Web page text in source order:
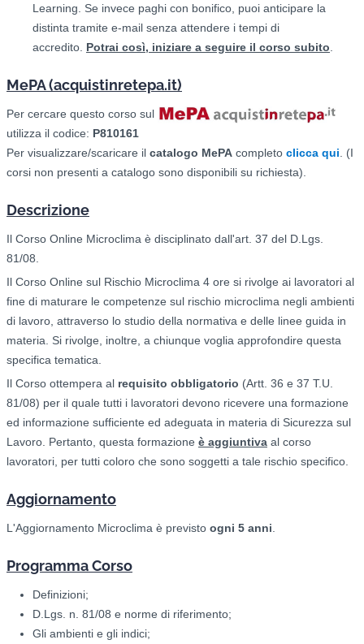
Learning. Se invece paghi con bonifico, puoi anticipare la
distinta tramite e-mail senza attendere i tempi di
accredito. Potrai così, iniziare a seguire il corso subito
MePA (acquistinretepa.it)
Per cercare questo corso sul
utilizza il codice: P810161
Per visualizzare/scaricare il catalogo MePA completo clicca qui . (I
corsi non presenti a catalogo sono disponibili su richiesta).
Descrizione
Il Corso Online Microclima è disciplinato dall'art. 37 del D.Lgs.
81/08.
Il Corso Online sul Rischio Microclima 4 ore si rivolge ai lavoratori al
fine di maturare le competenze sul rischio microclima negli ambienti
di lavoro, attraverso lo studio della normativa e delle linee guida in
materia. Si rivolge, inoltre, a chiunque voglia approfondire questa
specifica tematica.
Il Corso ottempera al requisito obbligatorio (Artt. 36 e 37 T.U.
81/08) per il quale tutti i lavoratori devono ricevere una formazione
ed informazione sufficiente ed adeguata in materia di Sicurezza sul
Lavoro. Pertanto, questa formazione è aggiuntiva al corso
lavoratori, per tutti coloro che sono soggetti a tale rischio specifico.
Aggiornamento
L'Aggiornamento Microclima è previsto ogni 5 anni
Programma Corso
Definizioni;
D.Lgs. n. 81/08 e norme di riferimento;
Gli ambienti e gli indici;